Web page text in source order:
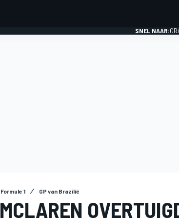
SNEL NAAR:
Formule 1 GP van Brazilië
MCLAREN